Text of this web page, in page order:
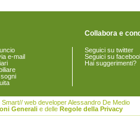
e-mail
Collabora e
Seguici su twitter
Seguici su
Hai suggerimenti?
web developer Alessandro De Medio
Generali e delle Regole della Privacy